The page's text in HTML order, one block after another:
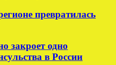
превратилась
закроет одно
в России